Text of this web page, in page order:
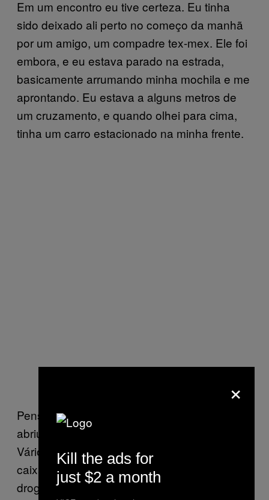
Em um encontro eu tive certeza. Eu tinha
sido deixado ali perto no começo da manhã
por um amigo, um compadre tex-mex. Ele foi
embora, e eu estava parado na estrada,
basicamente arrumando minha mochila e me
aprontando. Eu estava a alguns metros de
um cruzamento, e quando olhei para cima,
tinha um carro estacionado na minha frente.
Pensei “Que estranho”. Aí o porta-malas
abriu, e eu pensei “Isso não é nada bom”.
Vários caras saíram correndo do mato com
caixas e começaram a carregar o carro com
drogas, muito rápido. Eu estava parado lá no
×
Kill the ads for
just $2 a month